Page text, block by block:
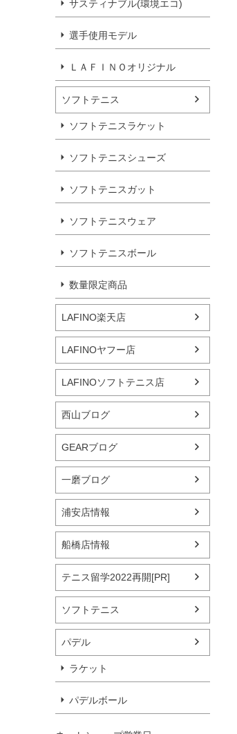
サスティナブル(環境エコ)
選手使用モデル
ＬＡＦＩＮＯオリジナル
ソフトテニス
ソフトテニスラケット
ソフトテニスシューズ
ソフトテニスガット
ソフトテニスウェア
ソフトテニスボール
数量限定商品
LAFINO楽天店
LAFINOヤフー店
LAFINOソフトテニス店
西山ブログ
GEARブログ
一磨ブログ
浦安店情報
船橋店情報
テニス留学2022再開[PR]
ソフトテニス
パデル
ラケット
パデルボール